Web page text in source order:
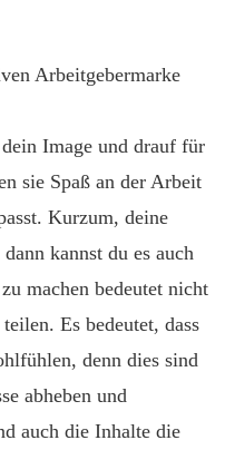
Arbeitgebermarke
Image und drauf für
sie Spaß an der Arbeit
Kurzum, deine
kannst du es auch
machen bedeutet nicht
Es bedeutet, dass
denn dies sind
abheben und
auch die Inhalte die